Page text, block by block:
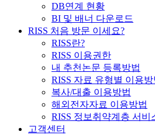
DB연계 현황
BI 및 배너 다운로드
RISS 처음 방문 이세요?
RISS란?
RISS 이용권한
내 추천논문 등록방법
RISS 자료 유형별 이용방
복사/대출 이용방법
해외전자자료 이용방법
RISS 정보취약계층 서비
고객센터